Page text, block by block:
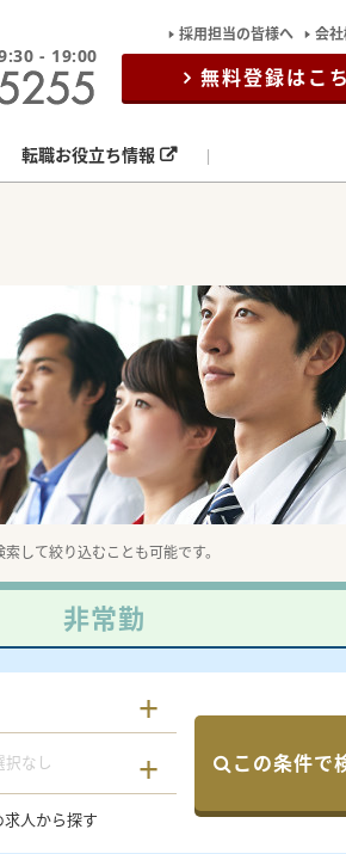
- 19:00
採用担当の皆様へ 会
無料登録はこ
転職お役立ち情報
して絞り込むことも可能です。
非常勤
択なし
求人から探す
この条件で